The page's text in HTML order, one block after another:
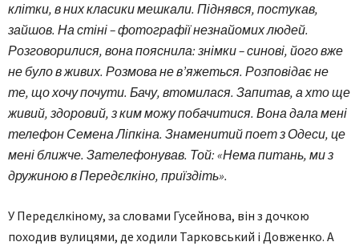
клітки, в них класики мешкали. Піднявся, постукав,
зайшов. На стіні – фотографії незнайомих людей.
Розговорилися, вона пояснила: знімки – синові, його вже
не було в живих. Розмова не в’яжеться. Розповідає не
те, що хочу почути. Бачу, втомилася. Запитав, а хто ще
живий, здоровий, з ким можу побачитися. Вона дала мені
телефон Семена Ліпкіна. Знаменитий поет з Одеси, це
мені ближче. Зателефонував. Той: «Нема питань, ми з
дружиною в Передєлкіно, приїздіть».
У Передєлкіному, за словами Гусейнова, він з дочкою
походив вулицями, де ходили Тарковський і Довженко. А